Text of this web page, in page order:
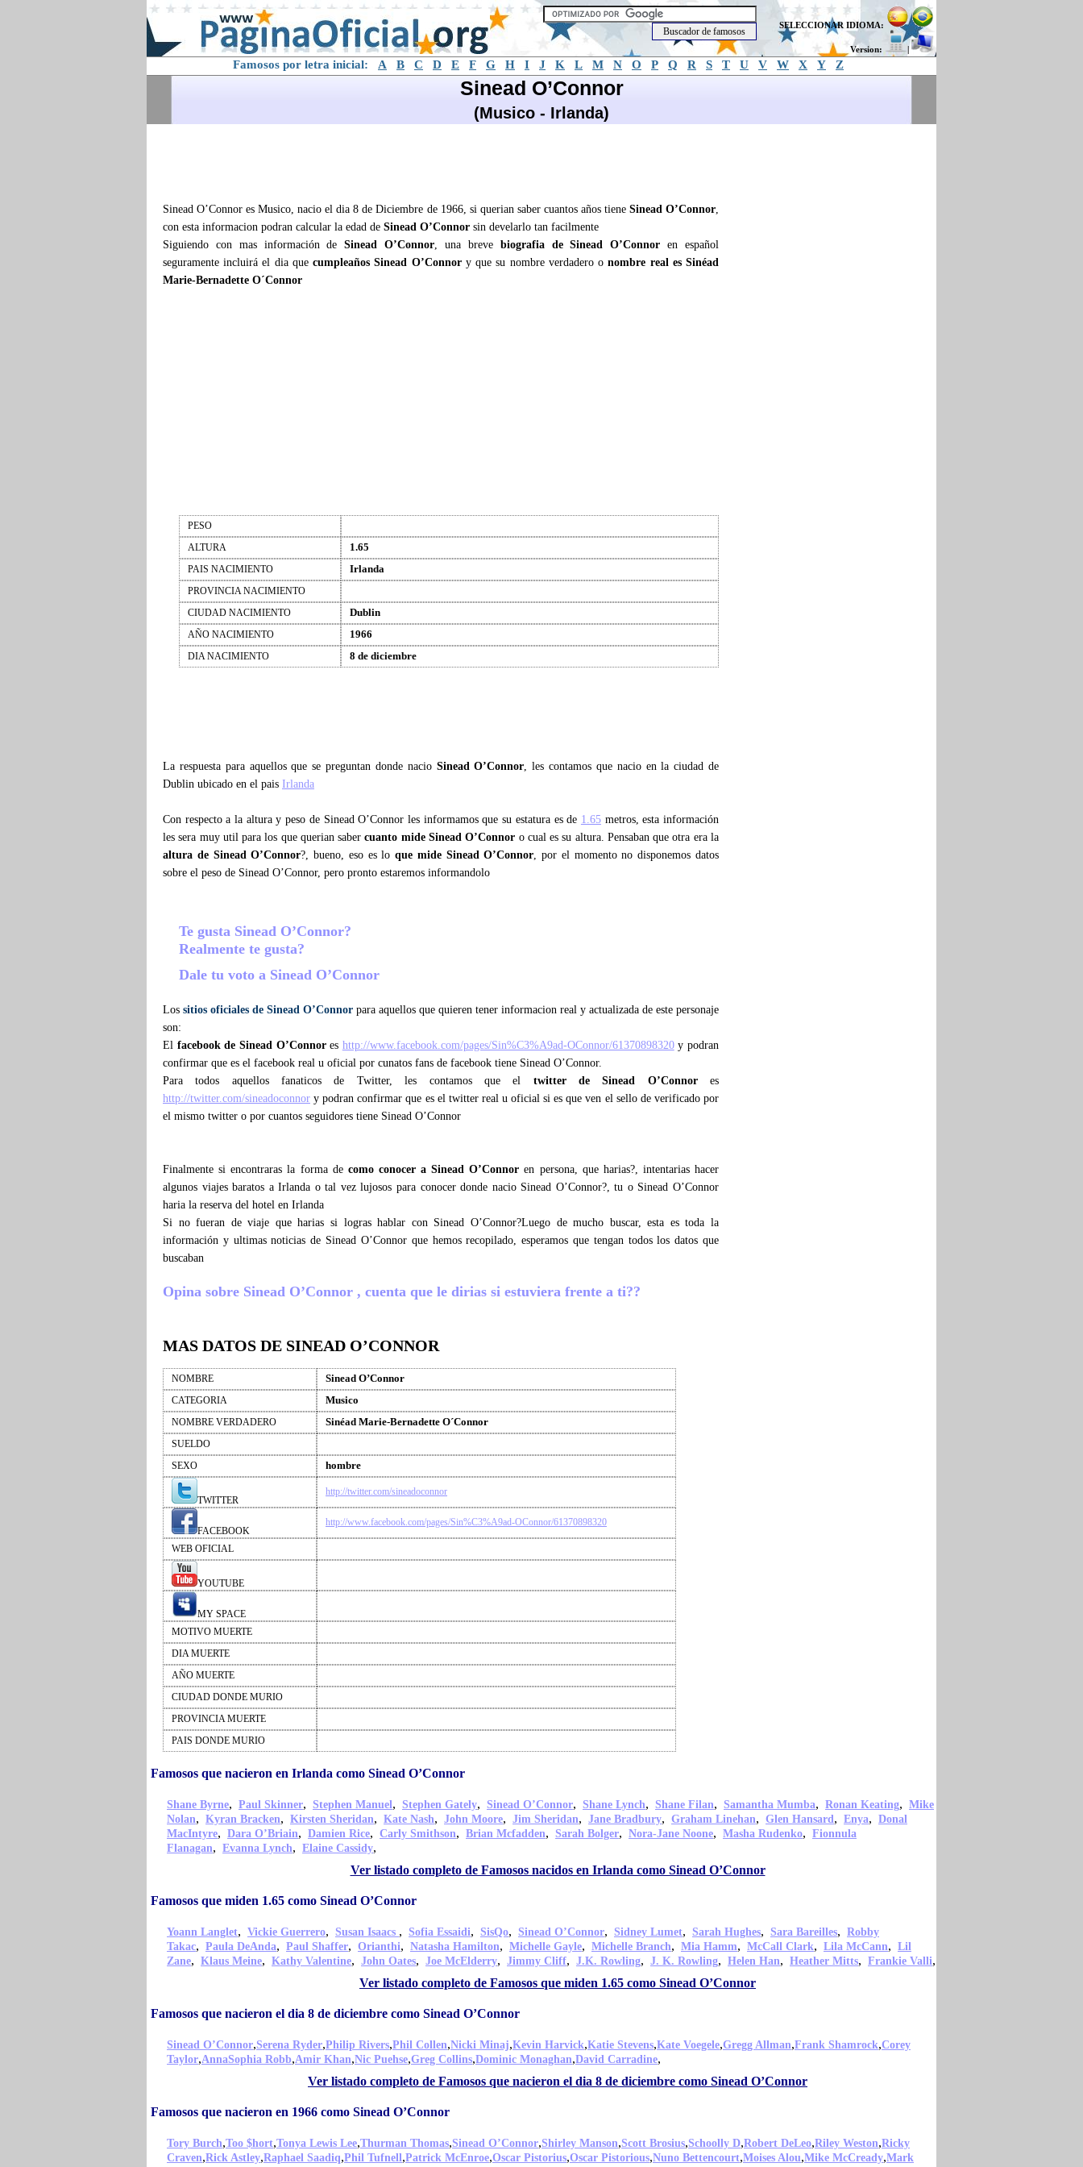
SELECCIONAR IDIOMA:
Version: |
Famosos por letra inicial: A B C D E F G H I J K L M N O P Q R S T U V W X Y Z
Sinead O’Connor
(Musico - Irlanda)
Sinead O’Connor es Musico, nacio el dia 8 de Diciembre de 1966, si querian saber cuantos años tiene Sinead O’Connor,
con esta informacion podran calcular la edad de Sinead O’Connor sin develarlo tan facilmente
Siguiendo con mas información deSinead O’Connor, una breve biografia de Sinead O’Connor en español
seguramente incluirá el dia quecumpleaños Sinead O’Connory que su nombre verdadero onombre real es Sinéad
Marie-Bernadette O´Connor
PESO
ALTURA
1.65
PAIS NACIMIENTO Irlanda
PROVINCIA NACIMIENTO
CIUDAD NACIMIENTO
Dublin
AÑO NACIMIENTO 1966
DIA NACIMIENTO 8 de diciembre
La respuesta para aquellos que se preguntan donde nacio Sinead O’Connor, les contamos que nacio en la ciudad de
Dublin ubicado en el pais Irlanda
Con respecto a la altura y peso de Sinead O’Connor les informamos que su estatura es de 1.65metros, esta información
les sera muy util para los que querian sabercuanto mide Sinead O’Connor o cual es su altura. Pensaban que otra era la
altura de Sinead O’Connor?, bueno, eso es loque mide Sinead O’Connor, por el momento no disponemos datos
sobre el peso de Sinead O’Connor, pero pronto estaremos informandolo
Te gusta Sinead O’Connor?
Realmente te gusta?
Dale tu voto a Sinead O’Connor
Los sitios oficiales de Sinead O’Connor para aquellos que quieren tener informacion real y actualizada de este personaje
son:
El facebook de Sinead O’Connores http://www.facebook.com/pages/Sin%C3%A9ad-OConnor/61370898320y podran
confirmar que es el facebook real u oficial por cunatos fans de facebook tiene Sinead O’Connor.
Para todos aquellos fanaticos de Twitter, les contamos que el twitter de Sinead O’Connores
http://twitter.com/sineadoconnor y podran confirmar que es el twitter real u oficial si es que ven el sello de verificado por
el mismo twitter o por cuantos seguidores tiene Sinead O’Connor
Finalmente si encontraras la forma de como conocer a Sinead O’Connor en persona, que harias?, intentarias hacer
algunos viajes baratos a Irlanda o tal vez lujosos para conocer donde nacio Sinead O’Connor?, tu o Sinead O’Connor
haria la reserva del hotel en Irlanda
Si no fueran de viaje que harias si logras hablar con Sinead O’Connor?Luego de mucho buscar, esta es toda la
información y ultimas noticias de Sinead O’Connor que hemos recopilado, esperamos que tengan todos los datos que
buscaban
Opina sobre Sinead O’Connor , cuenta que le dirias si estuviera frente a ti??
MAS DATOS DE SINEAD O’CONNOR
NOMBRE Sinead O’Connor
CATEGORIA Musico
NOMBRE VERDADERO Sinéad Marie-Bernadette O´Connor
SUELDO
SEXO
hombre
TWITTER
http://twitter.com/sineadoconnor
FACEBOOK
http://www.facebook.com/pages/Sin%C3%A9ad-OConnor/61370898320
WEB OFICIAL
YOUTUBE
MY SPACE
MOTIVO MUERTE
DIA MUERTE
AÑO MUERTE
CIUDAD DONDE MURIO
PROVINCIA MUERTE
PAIS DONDE MURIO
Famosos que nacieron en Irlanda como Sinead O’Connor
Shane Byrne, Paul Skinner, Stephen Manuel, Stephen Gately, Sinead O’Connor, Shane Lynch, Shane Filan, Samantha Mumba, Ronan Keating, Mike
Nolan, Kyran Bracken, Kirsten Sheridan, Kate Nash, John Moore, Jim Sheridan, Jane Bradbury, Graham Linehan, Glen Hansard, Enya, Donal
MacIntyre, Dara O’Briain, Damien Rice, Carly Smithson, Brian Mcfadden, Sarah Bolger, Nora-Jane Noone, Masha Rudenko, Fionnula
Flanagan, Evanna Lynch, Elaine Cassidy,
Ver listado completo de Famosos nacidos en Irlanda como Sinead O’Connor
Famosos que miden 1.65 como Sinead O’Connor
Yoann Langlet, Vickie Guerrero, Susan Isaacs , Sofia Essaidi, SisQo, Sinead O’Connor, Sidney Lumet, Sarah Hughes, Sara Bareilles, Robby
Takac, Paula DeAnda, Paul Shaffer, Orianthi, Natasha Hamilton, Michelle Gayle, Michelle Branch, Mia Hamm, McCall Clark, Lila McCann, Lil
Zane, Klaus Meine, Kathy Valentine, John Oates, Joe McElderry, Jimmy Cliff, J.K. Rowling, J. K. Rowling, Helen Han, Heather Mitts, Frankie Valli,
Ver listado completo de Famosos que miden 1.65 como Sinead O’Connor
Famosos que nacieron el dia 8 de diciembre como Sinead O’Connor
Sinead O’Connor,Serena Ryder,Philip Rivers,Phil Collen,Nicki Minaj,Kevin Harvick,Katie Stevens,Kate Voegele,Gregg Allman,Frank Shamrock,Corey
Taylor,AnnaSophia Robb,Amir Khan,Nic Puehse,Greg Collins,Dominic Monaghan,David Carradine,
Ver listado completo de Famosos que nacieron el dia 8 de diciembre como Sinead O’Connor
Famosos que nacieron en 1966 como Sinead O’Connor
Tory Burch,Too $hort,Tonya Lewis Lee,Thurman Thomas,Sinead O’Connor,Shirley Manson,Scott Brosius,Schoolly D,Robert DeLeo,Riley Weston,Ricky
Craven,Rick Astley,Raphael Saadiq,Phil Tufnell,Patrick McEnroe,Oscar Pistorius,Oscar Pistorious,Nuno Bettencourt,Moises Alou,Mike McCready,Mark